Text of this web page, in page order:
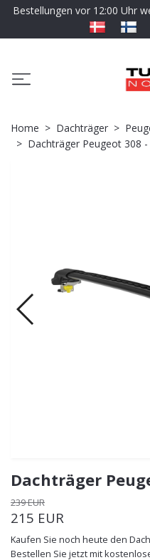
Bestellungen vor 12:00 Uhr
Home Dachträger
Dachträger Peugeot 308
Dachträger
239 EUR
215 EUR
Kaufen Sie noch heute den
Bestellen Sie jetzt mit